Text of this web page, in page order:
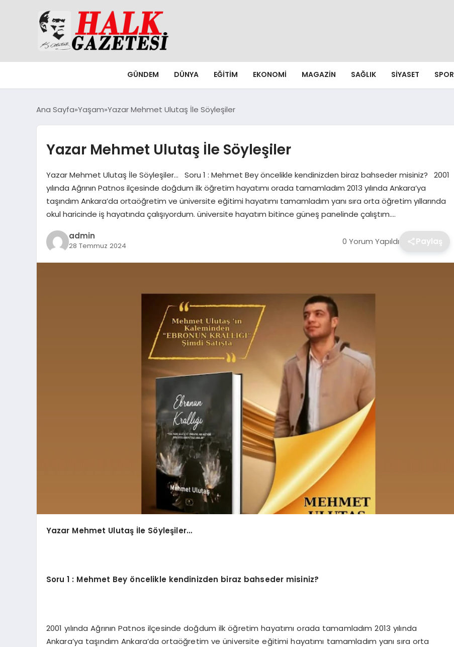
GÜNDEM DÜNYA EĞITIM EKONOMI MAGAZIN SAĞLIK SIYASET SPOR
Ana Sayfa Yaşam Yazar Mehmet Ulutaş İle Söyleşiler
Yazar Mehmet Ulutaş İle Söyleşiler
Yazar Mehmet Ulutaş İle Söyleşiler… Soru 1 : Mehmet Bey öncelikle kendinizden biraz bahseder misiniz? 2001
yılında Ağrının Patnos ilçesinde doğdum ilk öğretim hayatımı orada tamamladım 2013 yılında Ankara’ya
taşındım Ankara’da ortaöğretim ve üniversite eğitimi hayatımı tamamladım yanı sıra orta öğretim yıllarında
okul haricinde iş hayatında çalışıyordum. üniversite hayatım bitince güneş panelinde çalıştım….
admin
28 Temmuz 2024 0 Yorum Yapıldı Paylaş
Yazar Mehmet Ulutaş İle Söyleşiler…
Soru 1 : Mehmet Bey öncelikle kendinizden biraz bahseder misiniz?
2001 yılında Ağrının Patnos ilçesinde doğdum ilk öğretim hayatımı orada tamamladım 2013 yılında
Ankara’ya taşındım Ankara’da ortaöğretim ve üniversite eğitimi hayatımı tamamladım yanı sıra orta